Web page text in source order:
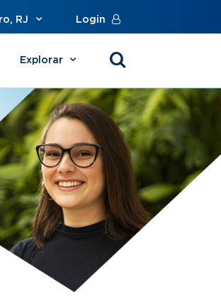
RJ Login
Explorar